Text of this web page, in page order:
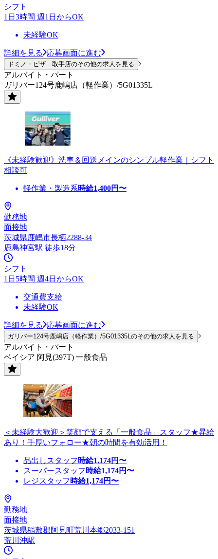
シフト
1日3時間 週1日からOK
未経験OK
詳細を見る 応募画面に進む
ドミノ・ピザ 取手店のその他の求人を見る
アルバイト・パート
ガリバー124号鹿嶋店（軽作業）/5G01335L
《未経験歓迎》洗車＆回送メインのシンプル軽作業｜シフト
相談可
軽作業・製造系時給1,400円〜
勤務地
面接地
茨城県鹿嶋市長栖2288-34
鹿島神宮駅 徒歩18分
シフト
1日5時間 週4日からOK
交通費支給
未経験OK
詳細を見る 応募画面に進む
ガリバー124号鹿嶋店（軽作業）/5G01335Lのその他の求人を見る
アルバイト・パート
ベイシア 阿見(397T) 一般食品
＜未経験大歓迎＞笑顔で支える「一般食品」スタッフ★昇給
あり！手厚いフォロー★朝の時間を有効活用！
品出しスタッフ 時給1,174円〜
スーパースタッフ 時給1,174円〜
レジスタッフ 時給1,174円〜
勤務地
面接地
茨城県稲敷郡阿見町荒川本郷2033-151
荒川沖駅